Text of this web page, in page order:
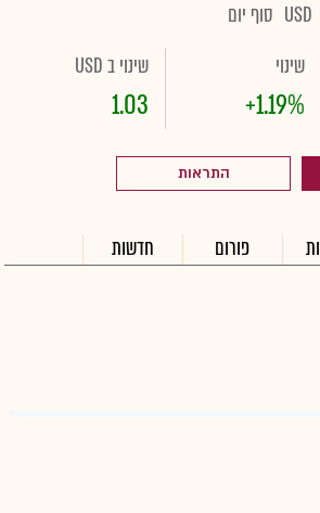
USD סוף יום
שינוי
+1.19%
שינוי ב USD
1.03
התראות
פורום חדשות